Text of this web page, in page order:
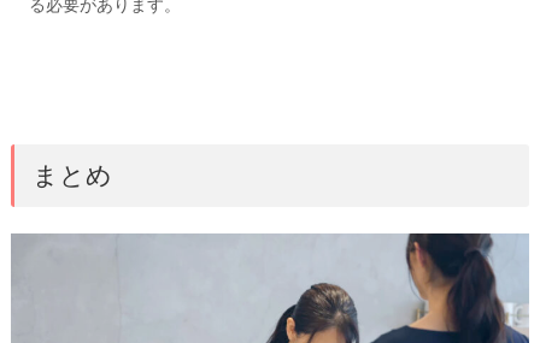
る必要があります。
まとめ